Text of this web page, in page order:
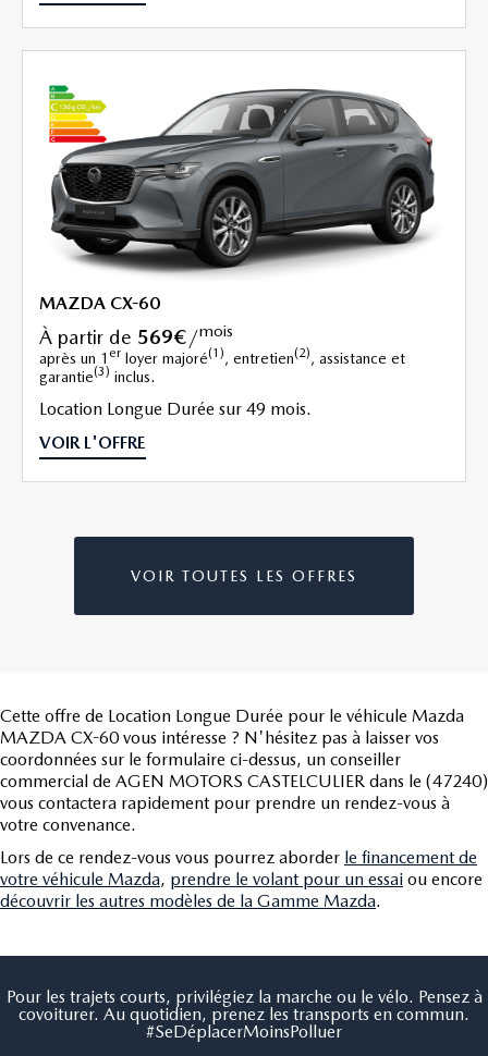
MAZDA CX-60
à partir de 569€/mois
après un 1 er loyer majoré(1), entretien(2), assistance et
garantie(3) inclus.
Location Longue Durée sur 49 mois.
VOIR L'OFFRE
VOIR TOUTES LES OFFRES
Cette offre de Location Longue Durée pour le véhicule Mazda
MAZDA CX-60 vous intéresse ? N'hésitez pas à laisser vos
coordonnées sur le formulaire ci-dessus, un conseiller
commercial de AGEN MOTORS CASTELCULIER dans le (47240)
vous contactera rapidement pour prendre un rendez-vous à
votre convenance.
Lors de ce rendez-vous vous pourrez aborder le financement de
votre véhicule Mazda, prendre le volant pour un essai ou encore
découvrir les autres modèles de la Gamme Mazda.
Pour les trajets courts, privilégiez la marche ou le vélo. Pensez à
covoiturer. Au quotidien, prenez les transports en commun.
#SeDéplacerMoinsPolluer